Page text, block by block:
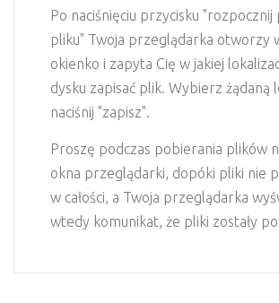
Po naciśnięciu przycisku
pliku" Twoja przeglądarka otworzy
okienko i zapyta Cię w jakiej
dysku zapisać plik. Wybierz żądaną
naciśnij "zapisz".
Proszę podczas pobierania plików
okna przeglądarki, dopóki pliki nie
w całości, a Twoja przeglądarka
wtedy komunikat, że pliki zostały